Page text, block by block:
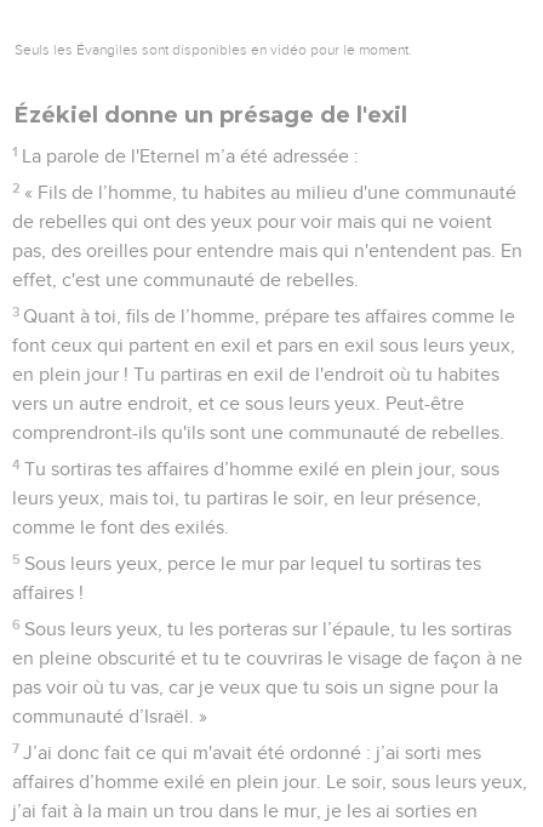
Seuls les Évangiles sont disponibles en vidéo pour le moment.
Ézékiel donne un présage de l'exil
1 La parole de l'Eternel m’a été adressée :
2 « Fils de l’homme, tu habites au milieu d'une communauté
de rebelles qui ont des yeux pour voir mais qui ne voient
pas, des oreilles pour entendre mais qui n'entendent pas. En
effet, c'est une communauté de rebelles.
3 Quant à toi, fils de l’homme, prépare tes affaires comme le
font ceux qui partent en exil et pars en exil sous leurs yeux,
en plein jour ! Tu partiras en exil de l'endroit où tu habites
vers un autre endroit, et ce sous leurs yeux. Peut-être
comprendront-ils qu'ils sont une communauté de rebelles.
4 Tu sortiras tes affaires d’homme exilé en plein jour, sous
leurs yeux, mais toi, tu partiras le soir, en leur présence,
comme le font des exilés.
5 Sous leurs yeux, perce le mur par lequel tu sortiras tes
affaires !
6 Sous leurs yeux, tu les porteras sur l’épaule, tu les sortiras
en pleine obscurité et tu te couvriras le visage de façon à ne
pas voir où tu vas, car je veux que tu sois un signe pour la
communauté d’Israël. »
7 J’ai donc fait ce qui m'avait été ordonné : j’ai sorti mes
affaires d’homme exilé en plein jour. Le soir, sous leurs yeux,
j’ai fait à la main un trou dans le mur, je les ai sorties en